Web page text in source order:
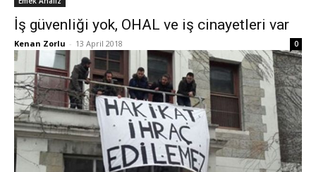
İş güvenliği yok, OHAL ve iş cinayetleri var
Kenan Zorlu - 13 April 2018 0